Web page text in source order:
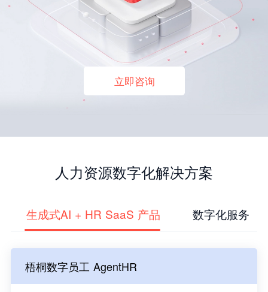
立即咨询
人力资源数字化解决方案
生成式AI + HR SaaS 产品 数字化服务
梧桐数字员工 AgentHR